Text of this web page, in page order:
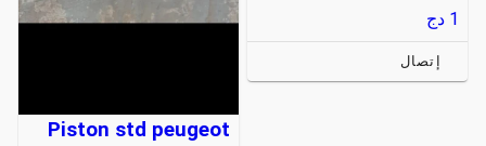
1 دج
إتصال
Piston std peugeot